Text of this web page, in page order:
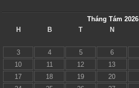
Tháng Tám 2026
H
B T N
3
4 5 6
10
11 12 13
17
18 19 20